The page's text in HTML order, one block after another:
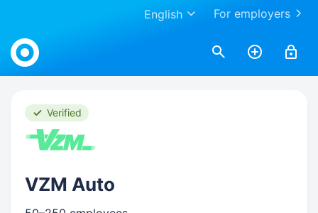
For employers
English
Work.ua
Verified
VZM Auto